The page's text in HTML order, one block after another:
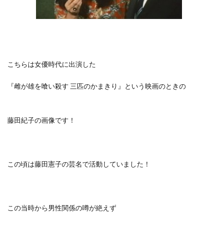
こちらは女優時代に出演した
『雌が雄を喰い殺す 三匹のかまきり』という映画のときの
藤田紀子の画像です！
この頃は藤田憲子の芸名で活動していました！
この当時から男性関係の噂が絶えず